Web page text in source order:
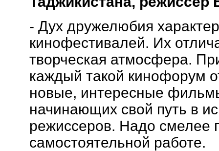
- Дух дружелюбия
кинофестивалей. Их
творческая атмосфера.
каждый такой кинофорум
новые, интересные
начинающих свой путь в
режиссеров. Надо смелее
самостоятельной работе.